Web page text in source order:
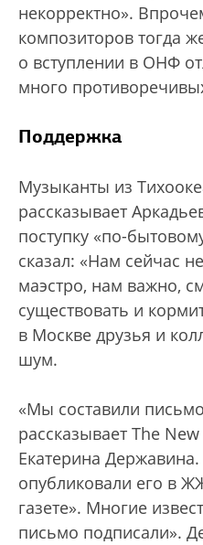
некорректно».
композиторов тогда
о вступлении в ОНФ
много
Поддержка
Музыканты из
рассказывает
поступку «по-
сказал: «Нам сейчас
маэстро, нам важно,
существовать и
в Москве друзья и
шум.
«Мы составили
рассказывает The
Екатерина
опубликовали его в
газете». Многие
письмо подписали».